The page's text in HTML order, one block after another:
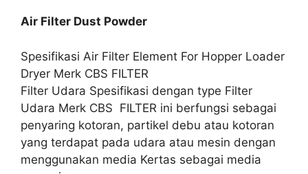
Air Filter Dust Powder
Spesifikasi Air Filter Element For Hopper Loader
Dryer Merk CBS FILTER
Filter Udara Spesifikasi dengan type Filter
Udara Merk CBS FILTER ini berfungsi sebagai
penyaring kotoran, partikel debu atau kotoran
yang terdapat pada udara atau mesin dengan
menggunakan media Kertas sebagai media